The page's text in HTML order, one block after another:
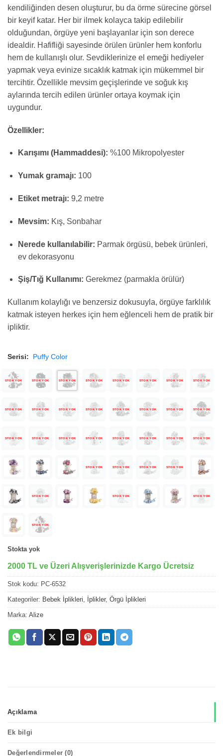
kendiliğinden desen oluşturur, bu da örme sürecine görsel
bir keyif katar. Her bir ilmek kolayca takip edilebilir
olduğundan, örgüye yeni başlayanlar için son derece
idealdir. Hafifliği sayesinde örülen ürünler hem konforlu
hem de kullanışlı olur. Sevdiklerinize el emeği hediyeler
yapmak veya evinize sıcaklık katmak için mükemmel bir
tercihtir. Özellikle mevsim geçişlerinde ve soğuk kış
aylarında tercih edilen ürünler ortaya koymak için
uygundur.
Özellikler:
Karışımı (Hammaddesi): %100 Mikropolyester
Yumak gramajı: 100
Etiket metrajı: 9,2 metre
Mevsim: Kış, Sonbahar
Nerede kullanılabilir: Parmak örgüsü, bebek ürünleri,
ev dekorasyonu
Şiş/Tığ Kullanımı: Gerekmez (parmakla örülür)
Kullanım kolaylığı ve benzersiz dokusuyla, örgüye farklılık
katmak isteyen herkes için hem eğlenceli hem de pratik bir
ipliktir.
Serisi: Puffy Color
STOK YOK STOK YOK STOK YOK STOK YOK STOK YOK STOK YOK STOK YOK STOK YOK
STOK YOK STOK YOK STOK YOK STOK YOK STOK YOK STOK YOK STOK YOK STOK YOK
STOK YOK STOK YOK STOK YOK STOK YOK STOK YOK STOK YOK STOK YOK STOK YOK
STOK YOK STOK YOK STOK YOK STOK YOK
STOK YOK STOK YOK STOK YOK
STOK YOK
Stokta yok
2000 TL ve Üzeri Alışverişlerinizde Kargo Ücretsiz
Stok kodu: PC-6532
Kategoriler: Bebek İplikleri İplikler, Örgü İplikleri
Marka: Alize
Açıklama
Ek bilgi
Değerlendirmeler (0)